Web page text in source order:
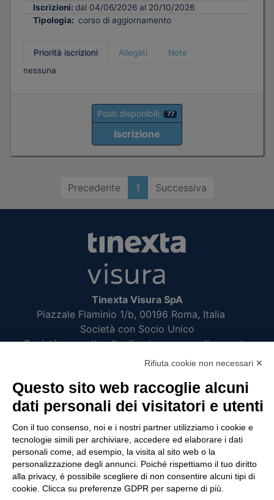
Iscrizioni: dal 04/06/2026 al 20/10/2026
Tipologia: corso di aggiornamento
Priorità iscrizioni Allegati
Note
nessuna
Posti disponibili: 77
Iscrizione
Precedente 1 Successiva
Tinexta Visura SpA
Piazzale Flaminio 1/b, 00196 Roma, Italia
Società con Socio Unico
Società soggetta alla direzione e coordinamento
di Tinexta SpA
UTILITÀ
Recupero Password
Verifica attestato di presenza
POLICIES AND TERMS
Rifiuta cookie non necessari ✕
Questo sito web raccoglie alcuni
dati personali dei visitatori e utenti
Con il tuo consenso, noi e i nostri partner utilizziamo i cookie e
tecnologie simili per archiviare, accedere ed elaborare i dati
personali come, ad esempio, la visita al sito web o la
personalizzazione degli annunci. Poiché rispettiamo il tuo diritto
alla privacy, è possibile scegliere di non consentire alcuni tipi di
cookie. Clicca su preferenze GDPR per saperne di più.